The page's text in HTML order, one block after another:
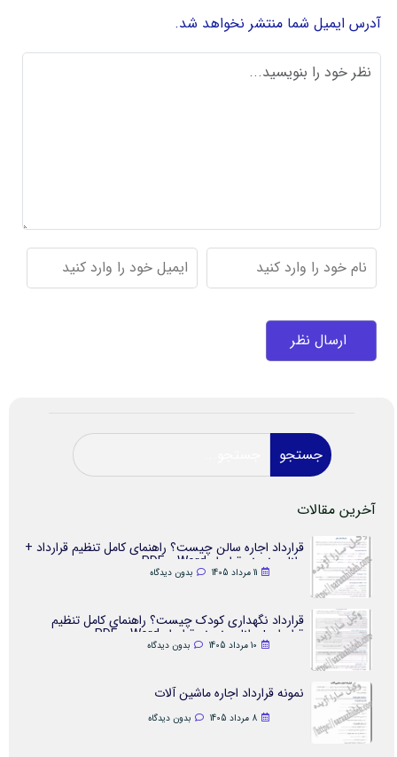
آدرس ایمیل شما منتشر نخواهد شد.
جستجو
آخرین مقالات
قرارداد اجاره سالن چیست؟ راهنمای کامل تنظیم قرارداد +
دانلود نمونه قرارداد Word و PDF
11 مرداد 1405 بدون دیدگاه
قرارداد نگهداری کودک چیست؟ راهنمای کامل تنظیم
قرارداد + دانلود نمونه قرارداد Word و PDF
10 مرداد 1405 بدون دیدگاه
نمونه قرارداد اجاره ماشین آلات
8 مرداد 1405 بدون دیدگاه